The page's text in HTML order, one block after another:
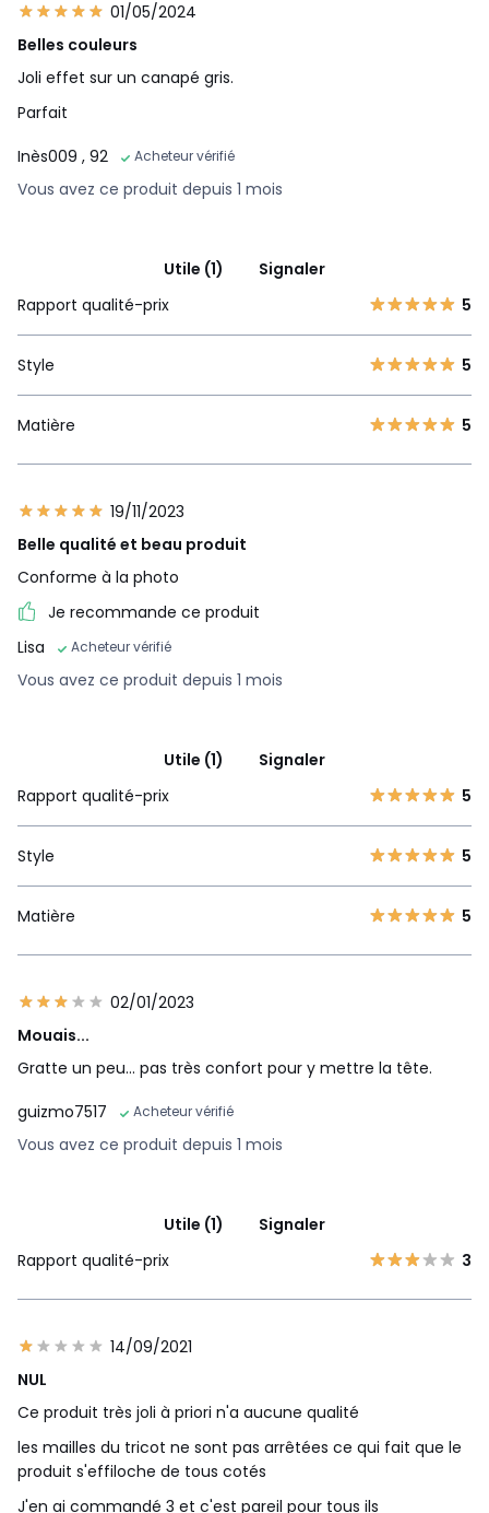
01/05/2024
Belles couleurs
Joli effet sur un canapé gris.
Parfait
Inès009 , 92 Acheteur vérifié
Vous avez ce produit depuis 1 mois
Utile (1)
Signaler
Rapport qualité-prix
5
Style 5
Matière 5
19/11/2023
Belle qualité et beau produit
Conforme à la photo
Je recommande ce produit
Lisa
Acheteur vérifié
Vous avez ce produit depuis 1 mois
Utile (1)
Signaler
Rapport qualité-prix
5
Style 5
Matière 5
02/01/2023
Mouais...
Gratte un peu... pas très confort pour y mettre la tête.
guizmo7517
Acheteur vérifié
Vous avez ce produit depuis 1 mois
Utile (1)
Signaler
Rapport qualité-prix
3
14/09/2021
NUL
Ce produit très joli à priori n'a aucune qualité
les mailles du tricot ne sont pas arrêtées ce qui fait que le
produit s'effiloche de tous cotés
J'en ai commandé 3 et c'est pareil pour tous ils